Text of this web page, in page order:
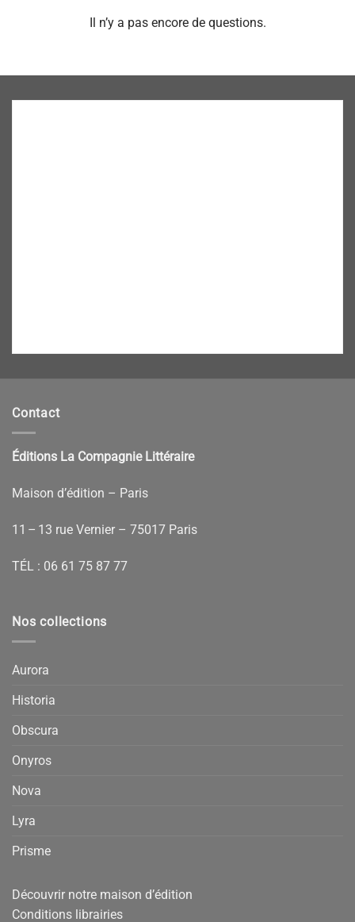
Il n’y a pas encore de questions.
Contact
Éditions La Compagnie Littéraire
Maison d’édition – Paris
11 – 13 rue Vernier – 75017 Paris
TÉL : 06 61 75 87 77
Nos collections
Aurora
Historia
Obscura
Onyros
Nova
Lyra
Prisme
Découvrir notre maison d’édition
Conditions librairies